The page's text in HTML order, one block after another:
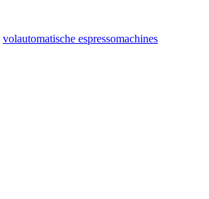
volautomatische espressomachines